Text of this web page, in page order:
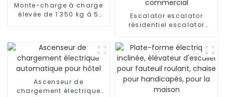
Monte-charge à charge
élevée de 1 350 kg à 5
Escalator escalator
résidentiel escalator
Ascenseur de
chargement électrique